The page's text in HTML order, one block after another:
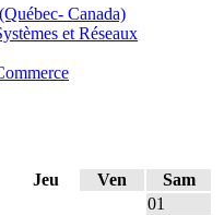
Canada)
et Réseaux
Jeu Ven
Sam
01